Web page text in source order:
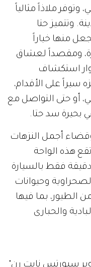
ملاذاً مثالياً
وتتميز حتا
منها خياراً
ومقصداً لعشاق
استكشاف
سيراً على الأقدام،
أو حتى التواصل مع
بحيرة سد حتا.
وقضاء أجمل النزهات
هذه الواحة
الصحراوية الشهيرة على بعد 30 دقيقة فقط بالسيارة
وحيوانات
أكثر من 170 نوعاً من الطيور، بما فيها
والحبارى
سبورتس نايت رن"